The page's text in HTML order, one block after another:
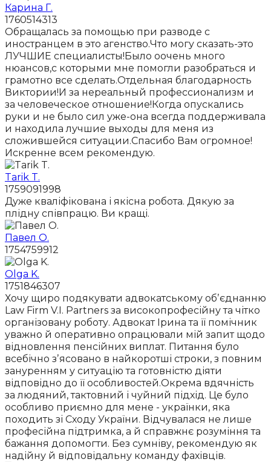
Карина Г.
1760514313
Обращалась за помощью при разводе с
иностранцем в это агенство.Что могу сказать-это
ЛУЧШИЕ специалисты!Было оочень много
нюансов,с которыми мне помогли разобраться и
грамотно все сделать.Отдельная благодарность
Виктории!И за нереальный профессионализм и
за человеческое отношение!Когда опускались
руки и не было сил уже-она всегда поддерживала
и находила лучшие выходы для меня из
сложившейся ситуации.Спасибо Вам огромное!
Искренне всем рекомендую.
Tarik T.
1759091998
Дуже кваліфікована і якісна робота. Дякую за
плідну співпрацю. Ви кращі.
Павел О.
1754759912
Olga K.
1751846307
Хочу щиро подякувати адвокатському обʼєднанню
Law Firm V.I. Partners за високопрофесійну та чітко
організовану роботу. Адвокат Ірина та її помічник
уважно й оперативно опрацювали мій запит щодо
відновлення пенсійних виплат. Питання було
всебічно зʼясовано в найкоротші строки, з повним
зануренням у ситуацію та готовністю діяти
відповідно до її особливостей.Окрема вдячність
за людяний, тактовний і чуйний підхід. Це було
особливо приємно для мене - українки, яка
походить зі Сходу України. Відчувалася не лише
професійна підтримка, а й справжнє розуміння та
бажання допомогти. Без сумніву, рекомендую як
надійну й відповідальну команду фахівців.